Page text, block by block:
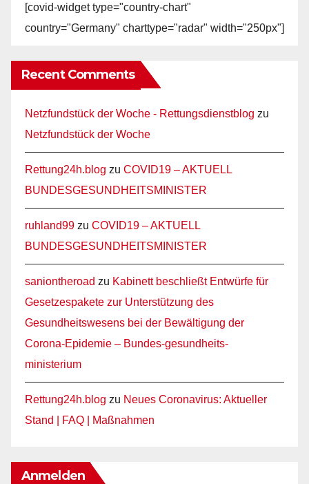
[covid-widget type="country-chart"
country="Germany" charttype="radar" width="250px"]
Recent Comments
Netzfundstück der Woche - Rettungsdienstblog zu
Netzfundstück der Woche
Rettung24h.blog zu COVID19 – AKTUELL
BUNDESGESUNDHEITSMINISTER
ruhland99 zu COVID19 – AKTUELL
BUNDESGESUNDHEITSMINISTER
saniontheroad zu Kabinett beschließt Entwürfe für
Gesetzespakete zur Unterstützung des
Gesundheitswesens bei der Bewältigung der
Corona-Epidemie – Bundes-gesundheits-
ministerium
Rettung24h.blog zu Neues Coronavirus: Aktueller
Stand | FAQ | Maßnahmen
Anmelden